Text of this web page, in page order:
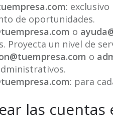
:
de oportunidades.
o
Proyecta un nivel de
o
: para
las cuentas